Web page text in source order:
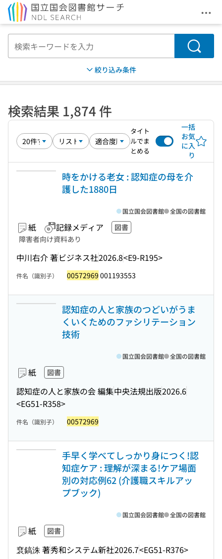
メ
検索
絞り込み条件
検索結果 1,874 件
タイト
ルでま
とめる
一括
お気
に入
り
時をかける老女 : 認知症の母を介
護した1880日
紙 記録メディア
図書
障害者向け資料あり
中川右介 著ビジネス社2026.8<E9-R195>
国立国会図書館 全国の図書館
件名（識別子） 00572969 001193553
認知症の人と家族のつどいがうま
くいくためのファシリテーション
技術
紙 図書
認知症の人と家族の会 編集中央法規出版2026.6
<EG51-R358>
国立国会図書館 全国の図書館
件名（識別子） 00572969
手早く学べてしっかり身につく!認
知症ケア : 理解が深まる!ケア場面
別の対応例62 (介護職スキルアッ
プブック)
紙 図書
裵鎬洙 著秀和システム新社2026.7<EG51-R376>
国立国会図書館 全国の図書館